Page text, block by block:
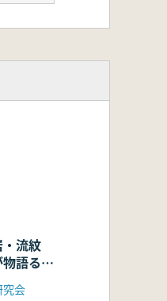
流紋
語る旧
究会